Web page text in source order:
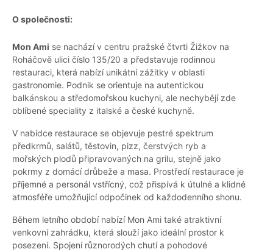
O společnosti:
Mon Ami se nachází v centru pražské čtvrti Žižkov na
Roháčově ulici číslo 135/20 a představuje rodinnou
restauraci, která nabízí unikátní zážitky v oblasti
gastronomie. Podnik se orientuje na autentickou
balkánskou a středomořskou kuchyni, ale nechybějí zde
oblíbené speciality z italské a české kuchyně.
V nabídce restaurace se objevuje pestré spektrum
předkrmů, salátů, těstovin, pizz, čerstvých ryb a
mořských plodů připravovaných na grilu, stejně jako
pokrmy z domácí drůbeže a masa. Prostředí restaurace je
příjemné a personál vstřícný, což přispívá k útulné a klidné
atmosféře umožňující odpočinek od každodenního shonu.
Během letního období nabízí Mon Ami také atraktivní
venkovní zahrádku, která slouží jako ideální prostor k
posezení. Spojení různorodých chutí a pohodové